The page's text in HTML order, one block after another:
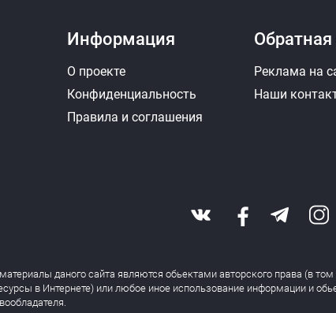
Информация
О проекте
Конфиденциальность
Правила и соглашения
Обратная
Реклама на
Наши
даного сайта являются обьектами авторского права (в том
в Интернете) или любое иное использование информации и